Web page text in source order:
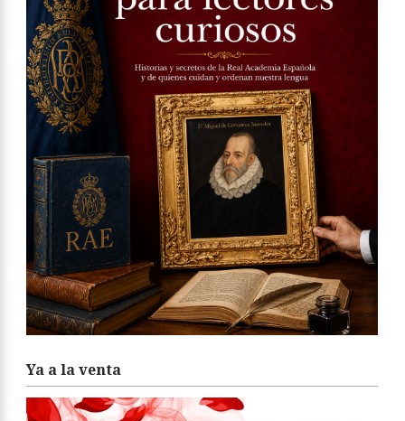
Ya a la venta